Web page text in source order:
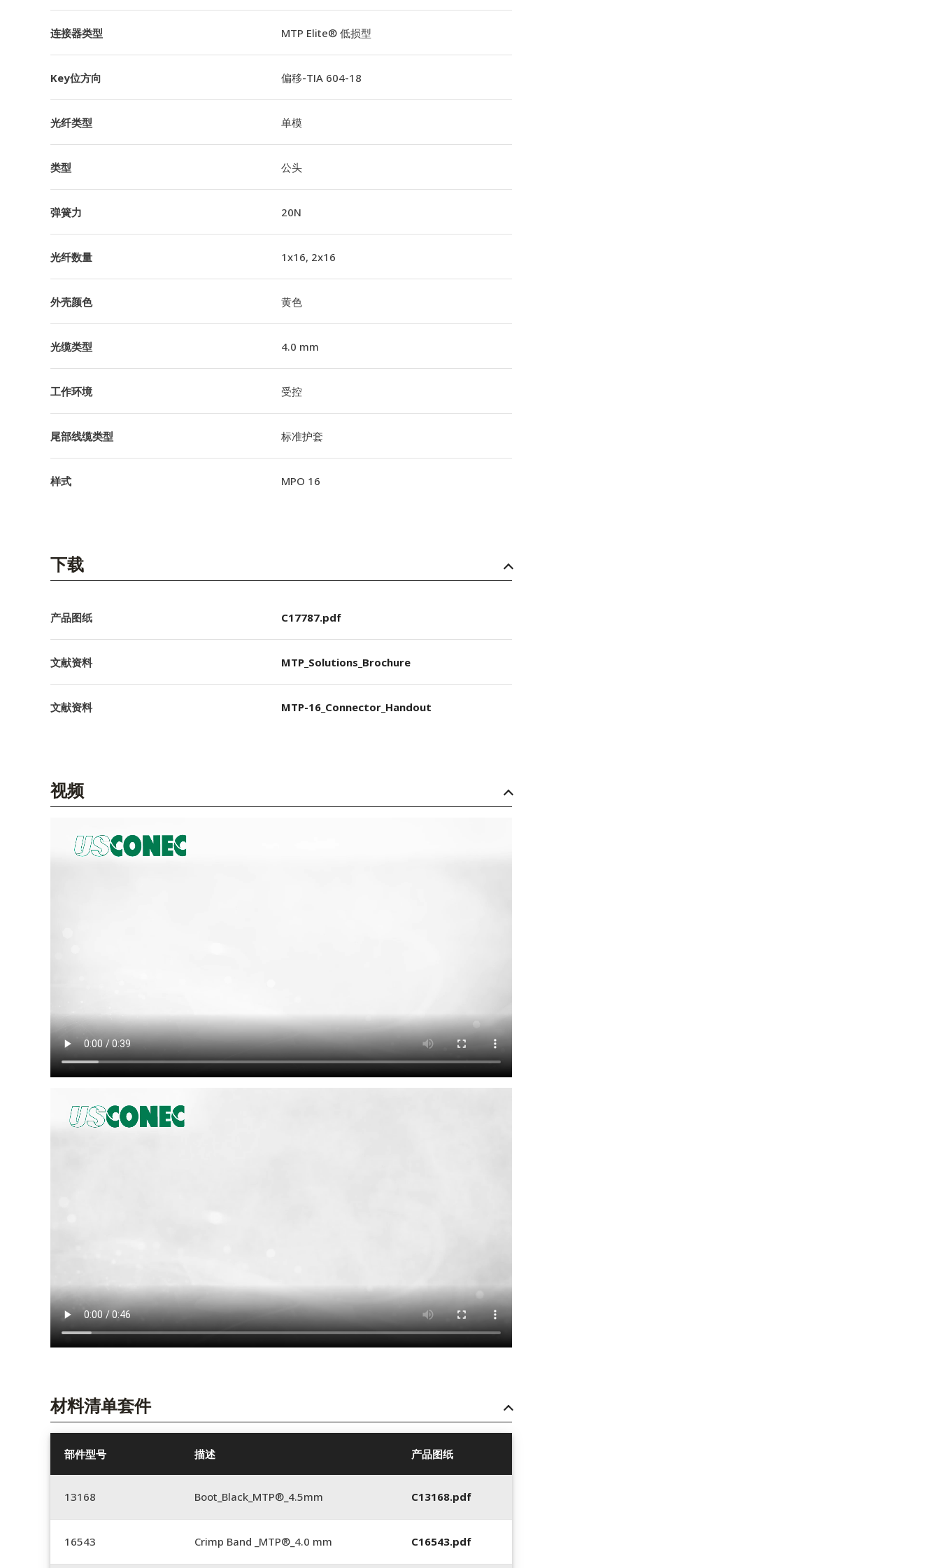
连接器类型 MTP Elite® 低损型
Key位方向 偏移-TIA 604-18
光纤类型 单模
类型 公头
弹簧力 20N
光纤数量 1x16, 2x16
外壳颜色 黄色
光缆类型 4.0 mm
工作环境 受控
尾部线缆类型 标准护套
样式 MPO 16
下载
产品图纸 C17787.pdf
文献资料 MTP_Solutions_Brochure
文献资料 MTP-16_Connector_Handout
视频
材料清单套件
部件型号 描述 产品图纸
13168 Boot_Black_MTP®_4.5mm C13168.pdf
16543 Crimp Band _MTP®_4.0 mm C16543.pdf